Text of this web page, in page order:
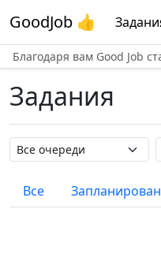
GoodJob 👍
Благодаря вам Good Job
Задания
Название очереди
Все